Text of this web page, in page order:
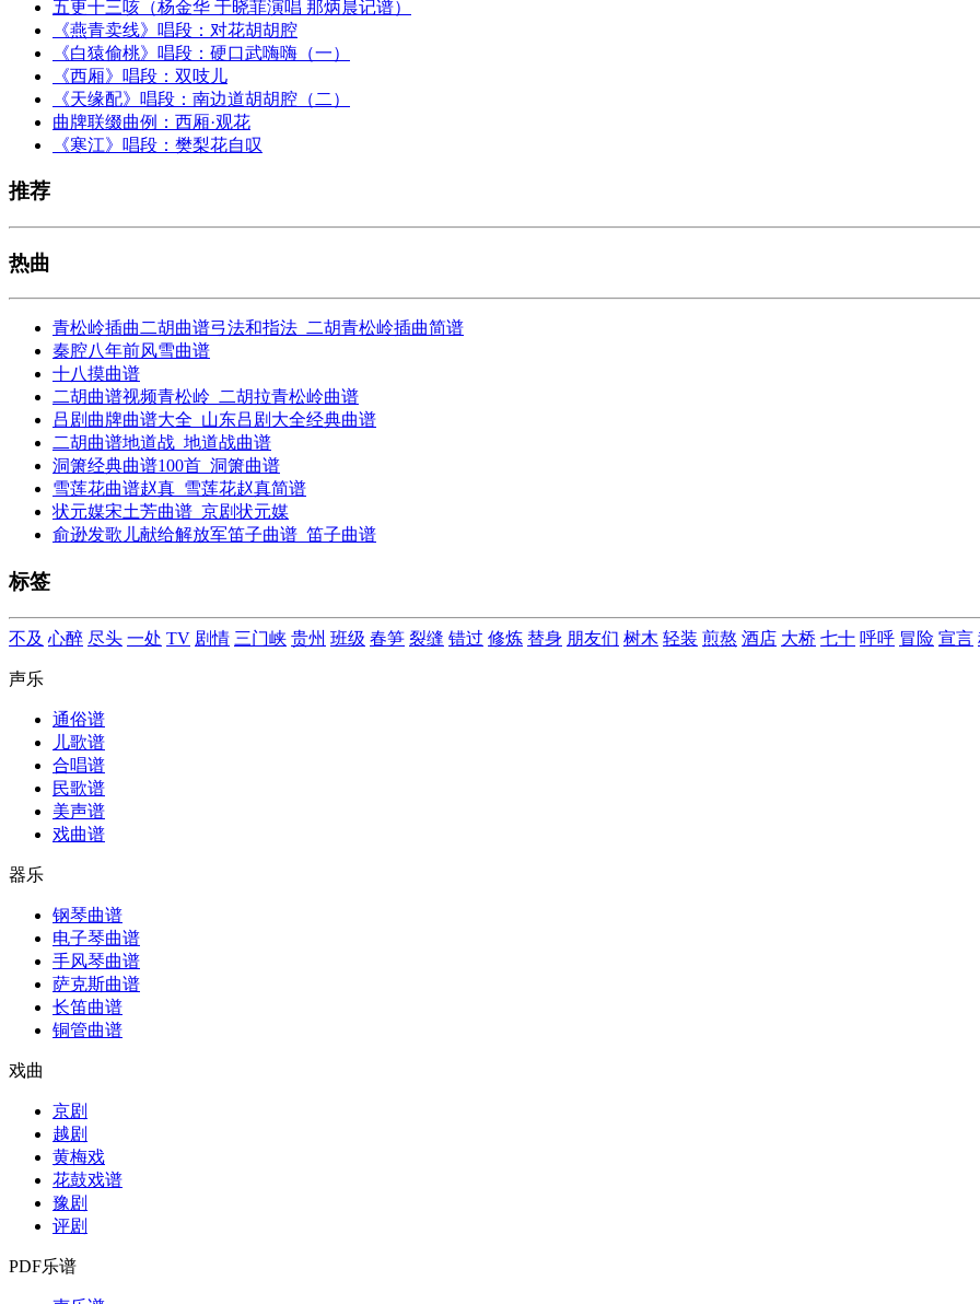
五更十三咳（杨金华 于晓菲演唱 那炳晨记谱）
《燕青卖线》唱段：对花胡胡腔
《白猿偷桃》唱段：硬口武嗨嗨（一）
《西厢》唱段：双吱儿
《天缘配》唱段：南边道胡胡腔（二）
曲牌联缀曲例：西厢·观花
《寒江》唱段：樊梨花自叹
推荐
热曲
青松岭插曲二胡曲谱弓法和指法_二胡青松岭插曲简谱
秦腔八年前风雪曲谱
十八摸曲谱
二胡曲谱视频青松岭_二胡拉青松岭曲谱
吕剧曲牌曲谱大全_山东吕剧大全经典曲谱
二胡曲谱地道战_地道战曲谱
洞箫经典曲谱100首_洞箫曲谱
雪莲花曲谱赵真_雪莲花赵真简谱
状元媒宋土芳曲谱_京剧状元媒
俞逊发歌儿献给解放军笛子曲谱_笛子曲谱
标签
不及 心醉 尽头 一处 TV 剧情 三门峡 贵州 班级 春笋 裂缝 错过 修炼 替身 朋友们 树木 轻装 煎熬 酒店 大桥 七十 呼呼 冒险 宣言
声乐
通俗谱
儿歌谱
合唱谱
民歌谱
美声谱
戏曲谱
器乐
钢琴曲谱
电子琴曲谱
手风琴曲谱
萨克斯曲谱
长笛曲谱
铜管曲谱
戏曲
京剧
越剧
黄梅戏
花鼓戏谱
豫剧
评剧
PDF乐谱